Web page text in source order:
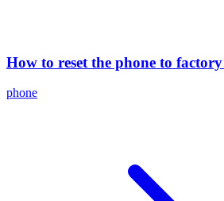
How to reset the phone to factory
phone